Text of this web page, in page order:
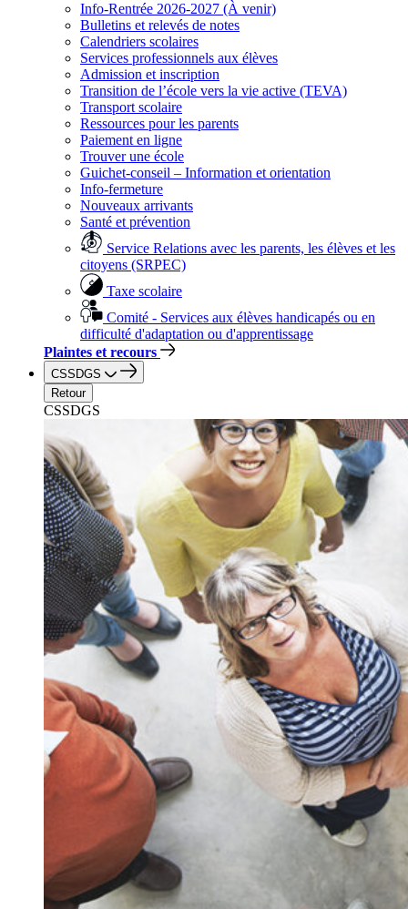
Info-Rentrée 2026-2027 (À venir)
Bulletins et relevés de notes
Calendriers scolaires
Services professionnels aux élèves
Admission et inscription
Transition de l’école vers la vie active (TEVA)
Transport scolaire
Ressources pour les parents
Paiement en ligne
Trouver une école
Guichet-conseil – Information et orientation
Info-fermeture
Nouveaux arrivants
Santé et prévention
Service Relations avec les parents, les élèves et les
citoyens (SRPEC)
Taxe scolaire
Comité - Services aux élèves handicapés ou en
difficulté d'adaptation ou d'apprentissage
Plaintes et recours
CSSDGS
Retour
CSSDGS